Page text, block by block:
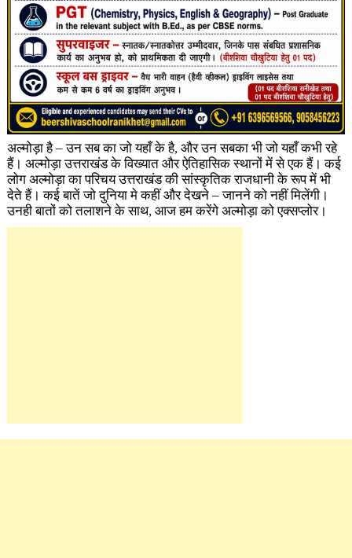
अल्मोड़ा है – उन सब का जो यहाँ के है, और उन सबका भी जो यहाँ कभी रहे
हैं। अल्मोड़ा उत्तराखंड के विख्यात और ऐतिहासिक स्थानों में से एक हैं। कई
लोग अल्मोड़ा का परिचय उत्तराखंड की सांस्कृतिक राजधानी के रूप में भी
देते हैं। कई बातें जो दुनिया मे कहीं और देखने – जानने को नहीं मिलेंगी।
उनही बातों को तलाशने के साथ, आज हम करेंगे अल्मोड़ा को एक्सप्लोर।